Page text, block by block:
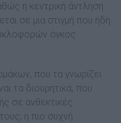
η κεντρική άντληση
σε μια στιγμή που ήδη
όγκος
που τα γνωρίζει
τα διουρητικά, που
σε ανθεκτικές
η πιο συχνή